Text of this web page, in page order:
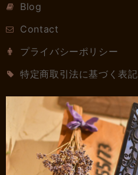
Blog
Contact
プライバシーポリシー
特定商取引法に基づく表記